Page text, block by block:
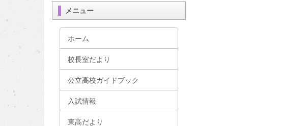
メニュー
ホーム
校長室だより
公立高校ガイドブック
入試情報
東高だより